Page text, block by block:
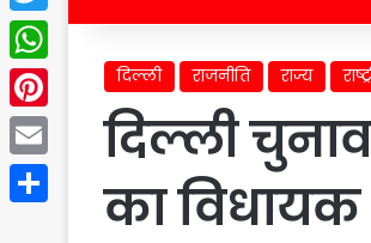
दिल्ली राजनीति राज्य
दिल्ली
का विधायक
Twitter
WhatsApp
Pinterest
Email